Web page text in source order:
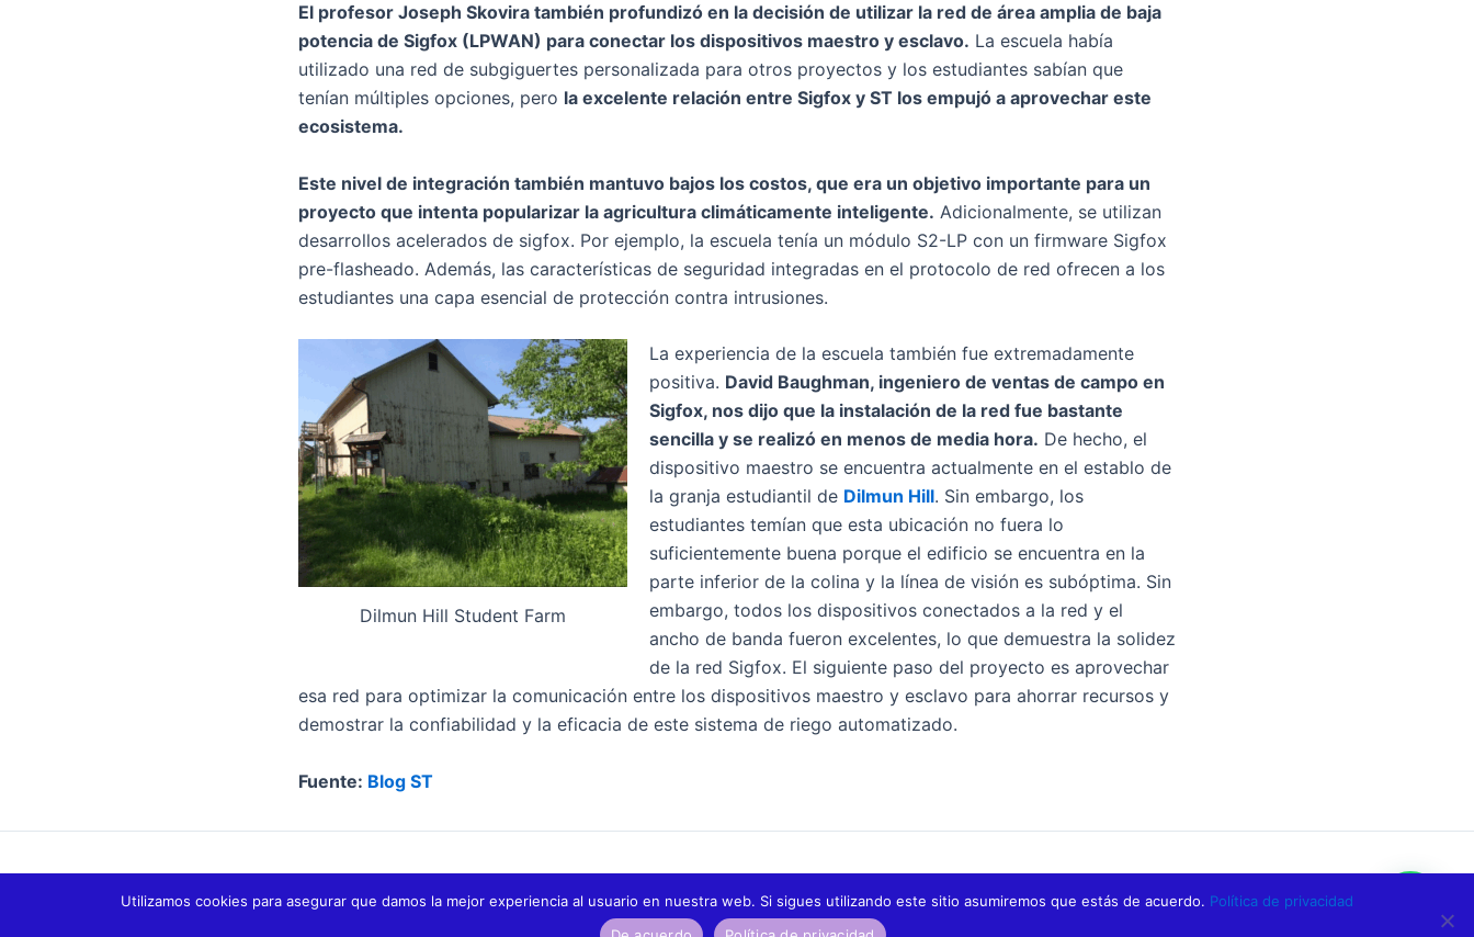
El profesor Joseph Skovira también profundizó en la decisión de utilizar la red de área amplia de baja
potencia de Sigfox (LPWAN) para conectar los dispositivos maestro y esclavo. La escuela había
utilizado una red de subgiguertes personalizada para otros proyectos y los estudiantes sabían que
tenían múltiples opciones, pero la excelente relación entre Sigfox y ST los empujó a aprovechar este
ecosistema.
Este nivel de integración también mantuvo bajos los costos, que era un objetivo importante para un
proyecto que intenta popularizar la agricultura climáticamente inteligente. Adicionalmente, se utilizan
desarrollos acelerados de sigfox. Por ejemplo, la escuela tenía un módulo S2-LP con un firmware Sigfox
pre-flasheado. Además, las características de seguridad integradas en el protocolo de red ofrecen a los
estudiantes una capa esencial de protección contra intrusiones.
Dilmun Hill Student Farm
La experiencia de la escuela también fue extremadamente
positiva. David Baughman, ingeniero de ventas de campo en
Sigfox, nos dijo que la instalación de la red fue bastante
sencilla y se realizó en menos de media hora. De hecho, el
dispositivo maestro se encuentra actualmente en el establo de
la granja estudiantil de Dilmun Hill. Sin embargo, los
estudiantes temían que esta ubicación no fuera lo
suficientemente buena porque el edificio se encuentra en la
parte inferior de la colina y la línea de visión es subóptima. Sin
embargo, todos los dispositivos conectados a la red y el
ancho de banda fueron excelentes, lo que demuestra la solidez
de la red Sigfox. El siguiente paso del proyecto es aprovechar
esa red para optimizar la comunicación entre los dispositivos maestro y esclavo para ahorrar recursos y
demostrar la confiabilidad y la eficacia de este sistema de riego automatizado.
Fuente: Blog ST
ANTERIOR
WND Group instala los primeros medidores inteligentes en Puno, Perú: ¿cómo crear soluciones IoT tan baratas que sean accesibles para todos?
SIGUIENTE
¿Cómo programar el módulo @Sigfox WSSFM20R2? Aprende PASO-A-PASO cómo hacerlo (VIDEO en ESPAÑOL)
Utilizamos cookies para asegurar que damos la mejor experiencia al usuario en nuestra web. Si sigues utilizando este sitio asumiremos que estás de acuerdo. Política de privacidad